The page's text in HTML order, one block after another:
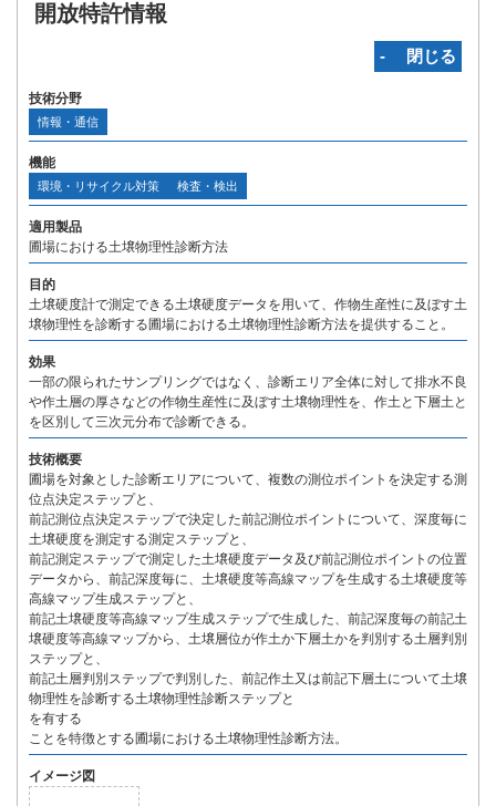
開放特許情報
‐ 閉じる
技術分野
情報・通信
機能
環境・リサイクル対策 検査・検出
適用製品
圃場における土壌物理性診断方法
目的
土壌硬度計で測定できる土壌硬度データを用いて、作物生産性に及ぼす土
壌物理性を診断する圃場における土壌物理性診断方法を提供すること。
効果
一部の限られたサンプリングではなく、診断エリア全体に対して排水不良
や作土層の厚さなどの作物生産性に及ぼす土壌物理性を、作土と下層土と
を区別して三次元分布で診断できる。
技術概要
圃場を対象とした診断エリアについて、複数の測位ポイントを決定する測
位点決定ステップと、
前記測位点決定ステップで決定した前記測位ポイントについて、深度毎に
土壌硬度を測定する測定ステップと、
前記測定ステップで測定した土壌硬度データ及び前記測位ポイントの位置
データから、前記深度毎に、土壌硬度等高線マップを生成する土壌硬度等
高線マップ生成ステップと、
前記土壌硬度等高線マップ生成ステップで生成した、前記深度毎の前記土
壌硬度等高線マップから、土壌層位が作土か下層土かを判別する土層判別
ステップと、
前記土層判別ステップで判別した、前記作土又は前記下層土について土壌
物理性を診断する土壌物理性診断ステップと
を有する
ことを特徴とする圃場における土壌物理性診断方法。
イメージ図